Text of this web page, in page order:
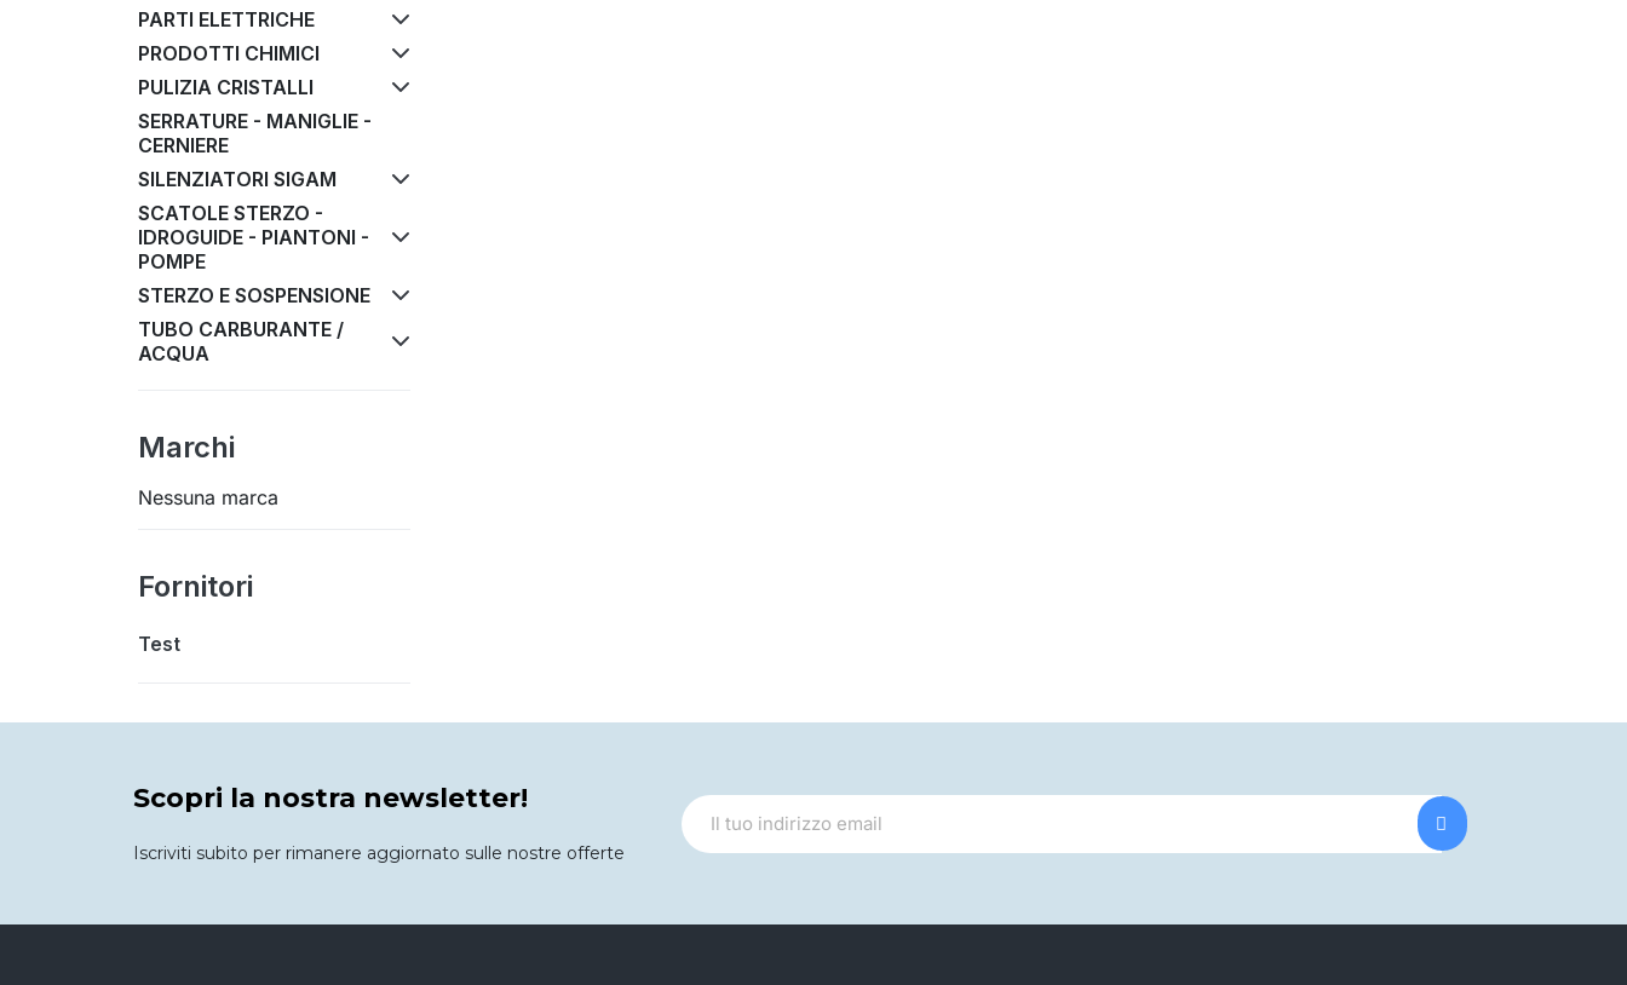
PARTI ELETTRICHE
PRODOTTI CHIMICI
PULIZIA CRISTALLI
SERRATURE - MANIGLIE -
CERNIERE
SILENZIATORI SIGAM
SCATOLE STERZO -
IDROGUIDE - PIANTONI -
POMPE
STERZO E SOSPENSIONE
TUBO CARBURANTE /
ACQUA
Marchi
Nessuna marca
Fornitori
Test
Scopri la nostra newsletter!
Iscriviti subito per rimanere aggiornato sulle nostre offerte